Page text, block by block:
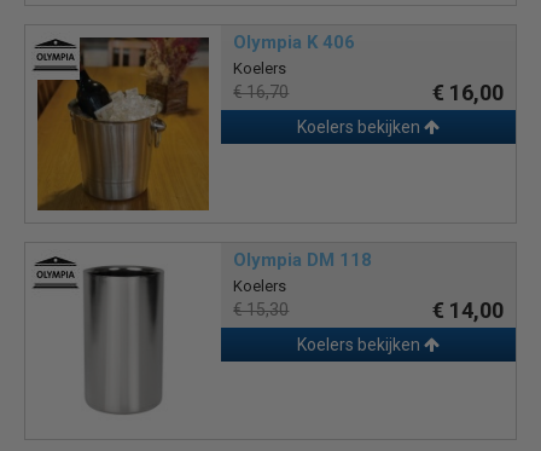
Olympia K 406
Koelers
€ 16,70 € 16,00
Koelers bekijken
Olympia DM 118
Koelers
€ 15,30 € 14,00
Koelers bekijken